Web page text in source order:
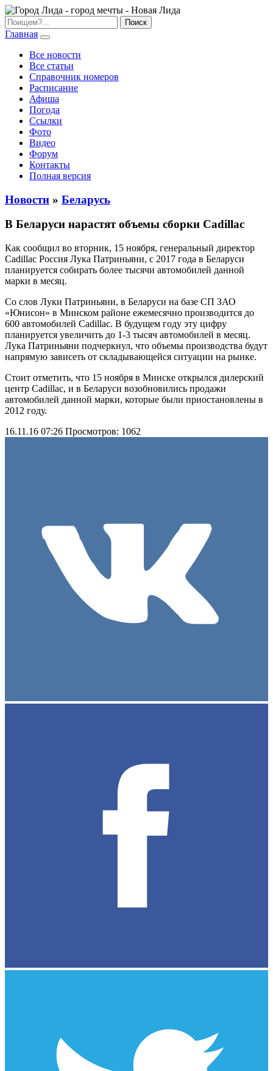
Главная
Все новости
Все статьи
Справочник номеров
Расписание
Афиша
Погода
Ссылки
Фото
Видео
Форум
Контакты
Полная версия
Новости » Беларусь
В Беларуси нарастят объемы сборки Cadillac
Как сообщил во вторник, 15 ноября, генеральный директор
Cadillac Россия Лука Патриньяни, с 2017 года в Беларуси
планируется собирать более тысячи автомобилей данной
марки в месяц.
Со слов Луки Патриньяни, в Беларуси на базе СП ЗАО
«Юнисон» в Минском районе ежемесячно производится до
600 автомобилей Cadillac. В будущем году эту цифру
планируется увеличить до 1-3 тысяч автомобилей в месяц.
Лука Патриньяни подчеркнул, что объемы производства будут
напрямую зависеть от складывающейся ситуации на рынке.
Стоит отметить, что 15 ноября в Минске открылся дилерский
центр Cadillac, и в Беларуси возобновились продажи
автомобилей данной марки, которые были приостановлены в
2012 году.
16.11.16 07:26 Просмотров: 1062